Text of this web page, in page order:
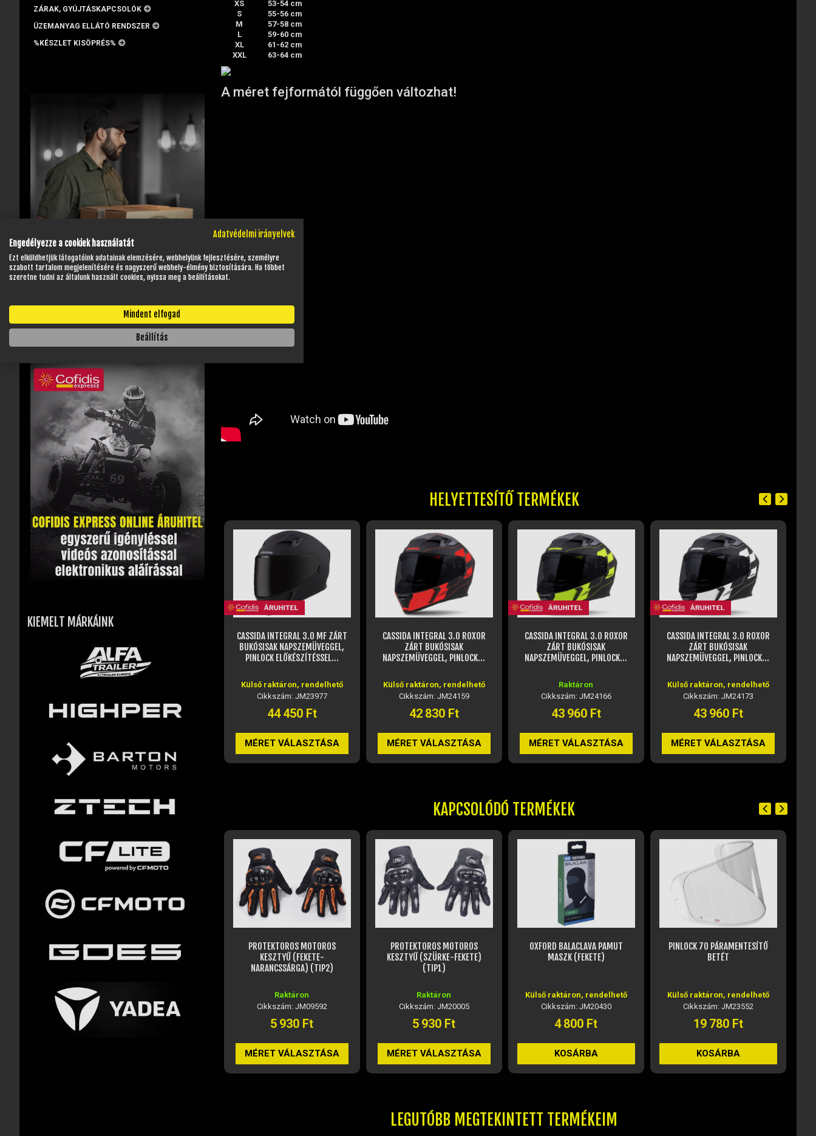
ZÁRAK, GYÚJTÁSKAPCSOLÓK
ÜZEMANYAG ELLÁTÓ RENDSZER
%KÉSZLET KISÖPRÉS%
KIEMELT MÁRKÁINK
XS
53-54 cm
S
55-56 cm
M
57-58 cm
L
59-60 cm
XL
61-62 cm
XXL
63-64 cm
A méret fejformától függően változhat!
HELYETTESÍTŐ TERMÉKEK
BUKÓSISAK NAPSZEMÜVEGGEL,
PINLOCK ELŐKÉSZÍTÉSSEL...
44 450 Ft
CASSIDA INTEGRAL 3.0 ROXOR
ZÁRT BUKÓSISAK
NAPSZEMÜVEGGEL, PINLOCK...
Külső raktáron, rendelhető
Cikkszám: JM24159
42 830 Ft
MÉRET VÁLASZTÁSA
CASSIDA INTEGRAL 3.0 ROXOR
ZÁRT BUKÓSISAK
NAPSZEMÜVEGGEL, PINLOCK...
Raktáron
Cikkszám: JM24166
43 960 Ft
MÉRET VÁLASZTÁSA
CASSIDA INTEGRAL 3.0 ROXOR
ZÁRT BUKÓSISAK
NAPSZEMÜVEGGEL, PINLOCK...
Külső raktáron, rendelhető
Cikkszám: JM24173
43 960 Ft
MÉRET VÁLASZTÁSA
CASSIDA INTEGRAL 3.0
TURBOHEAD ZÁRT BUKÓSISAK
NAPSZEMÜVEGGEL, PINLOCK...
Raktáron
Cikkszám: JM24180
43 960 Ft
MÉRET VÁLASZTÁSA
KAPCSOLÓDÓ TERMÉKEK
PROTEKTOROS MOTOROS
KESZTYŰ (FEKETE-
NARANCSSÁRGA) (TIP2)
Raktáron
Cikkszám: JM09592
5 930 Ft
MÉRET VÁLASZTÁSA
PROTEKTOROS MOTOROS
KESZTYŰ (SZÜRKE-FEKETE)
(TIP1)
Raktáron
Cikkszám: JM20005
5 930 Ft
MÉRET VÁLASZTÁSA
OXFORD BALACLAVA PAMUT
MASZK (FEKETE)
Külső raktáron, rendelhető
Cikkszám: JM20430
4 800 Ft
KOSÁRBA
PINLOCK 70 PÁRAMENTESÍTŐ
BETÉT
Külső raktáron, rendelhető
Cikkszám: JM23552
19 780 Ft
KOSÁRBA
LEGUTÓBB MEGTEKINTETT TERMÉKEIM
Adatvédelmi irányelvek
Engedélyezze a cookiek használatát
Ezt elküldhetjük látogatóink adatainak elemzésére, webhelyünk fejlesztésére, személyre
szabott tartalom megjelenítésére és nagyszerű webhely-élmény biztosítására. Ha többet
szeretne tudni az általunk használt cookies, nyissa meg a beállításokat.
Mindent elfogad
Beállítás